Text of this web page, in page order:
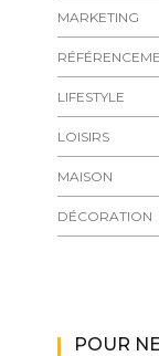
MARKETING
LIFESTYLE
LOISIRS
MAISON
DÉCORATION
POUR